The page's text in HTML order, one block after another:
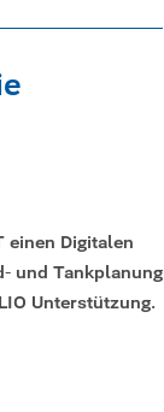
einen Digitalen
und Tankplanung
Unterstützung.